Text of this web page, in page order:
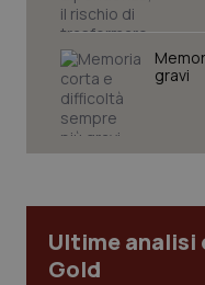
gravi
Ultime analisi
Gold
Necessari
I cookie necessari
sito web
navigazione sulle